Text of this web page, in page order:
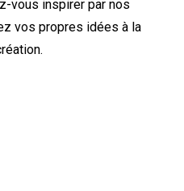
vous inspirer par nos
vos propres idées à la